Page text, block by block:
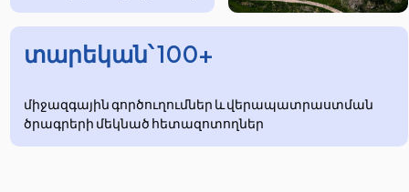
տարեկան՝ 100+
միջազգային գործուղումներ և վերապատրաստման
ծրագրերի մեկնած հետազոտողներ